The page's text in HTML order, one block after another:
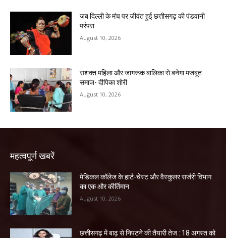
जब दिल्ली के मंच पर जीवंत हुई छत्तीसगढ़ की पंडवानी
परंपरा
August 10, 2026
सशक्त महिला और जागरूक बालिका से बनेगा मजबूत
समाज- दीपिका शोरी
August 10, 2026
महत्वपूर्ण खबरें
​मेडिकल कॉलेज के हार्ट-चेस्ट और वैस्कुलर सर्जरी विभाग
का एक और कीर्तिमान
August 10, 2026
छत्तीसगढ़ में बाढ़ से निपटने की तैयारी तेज : 18 अगस्त को